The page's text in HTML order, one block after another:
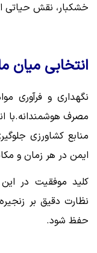
خشکبار، نقش حیاتی
انتخابی میان
نگهداری و فرآوری
مصرف هوشمندانه.با
منابع کشاورزی
ایمن در هر زمان و
کلید موفقیت در
نظارت دقیق بر
حفظ شود.